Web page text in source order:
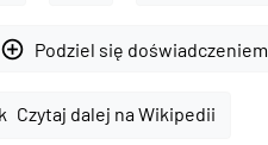
add_circle_outline Podziel się doświadczeniem
Czytaj dalej na Wikipedii